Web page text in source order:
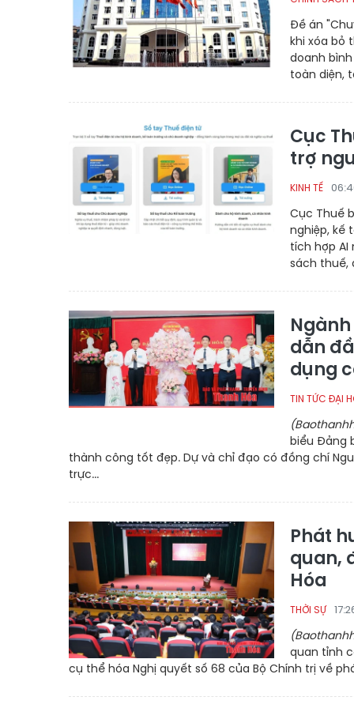
Đề án
khi xóa bỏ
doanh
toàn diện,
Cục
trợ
KINH TẾ
Cục Thuế
nghiệp, kế
tích hợp
sách thuế,
dẫn
dụng
TIN TỨC ĐẠI
biểu Đảng
thành công tốt đẹp. Dự và chỉ đạo có đồng chí
trực...
Phát
quan,
Hóa
THỜI SỰ
quan tỉnh
cụ thể hóa Nghị quyết số 68 của Bộ Chính trị về